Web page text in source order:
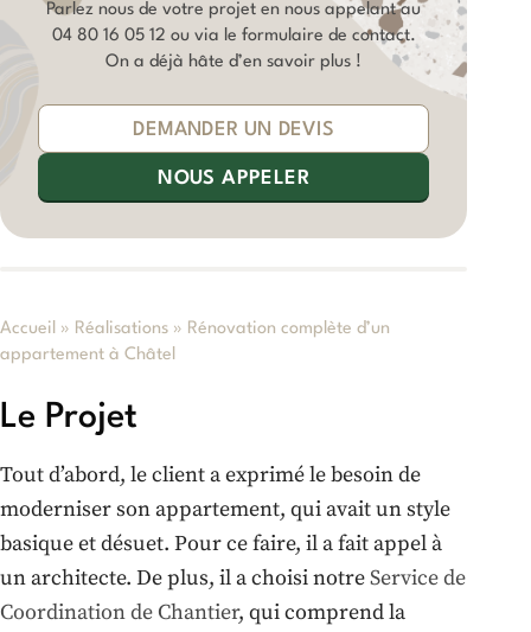
Parlez nous de votre projet en nous appelant au
04 80 16 05 12 ou via le formulaire de contact.
On a déjà hâte d’en savoir plus !
DEMANDER UN DEVIS
NOUS APPELER
Accueil » Réalisations » Rénovation complète d’un
appartement à Châtel
Le Projet
Tout d’abord, le client a exprimé le besoin de
moderniser son appartement, qui avait un style
basique et désuet. Pour ce faire, il a fait appel à
un architecte. De plus, il a choisi notreService de
Coordination de Chantier, qui comprend la